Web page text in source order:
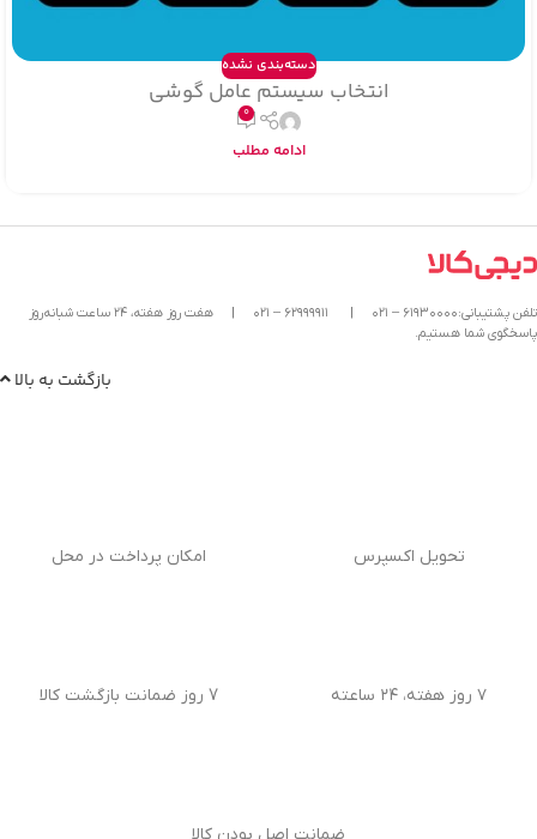
دسته‌بندی نشده
انتخاب سیستم عامل گوشی
0
ادامه مطلب
تلفن پشتیبانی:۶۱۹۳۰۰۰۰ – ۰۲۱
هفت روز هفته، ۲۴ ساعت شبانه‌روز
پاسخگوی شما هستیم.
بازگشت به بالا
تحویل اکسپرس امکان پرداخت در محل
۷ روز هفته، ۲۴ ساعته 7 روز ضمانت بازگشت کالا